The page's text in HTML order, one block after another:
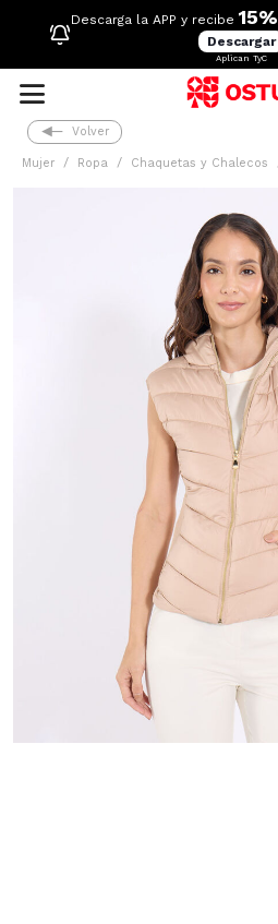
Descarga la APP y recibe 15%
Descargar
Aplican TyC
Volver
Mujer Ropa Chaquetas y Chalecos